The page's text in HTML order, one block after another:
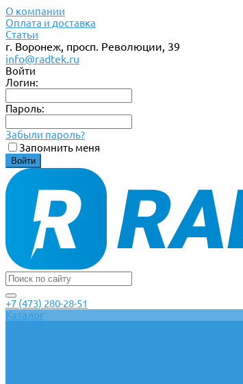
О компании
Оплата и доставка
Статьи
г. Воронеж, просп. Революции, 39
info@radtek.ru
Войти
Логин:
Пароль:
Забыли пароль?
Запомнить меня
+7 (473) 280-28-51
Каталог